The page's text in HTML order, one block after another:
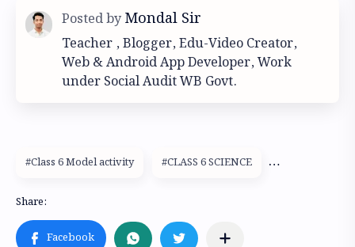
Teacher , Blogger, Edu-Video Creator,
Web & Android App Developer, Work
under Social Audit WB Govt.
#Class 6 Model activity #CLASS 6 SCIENCE